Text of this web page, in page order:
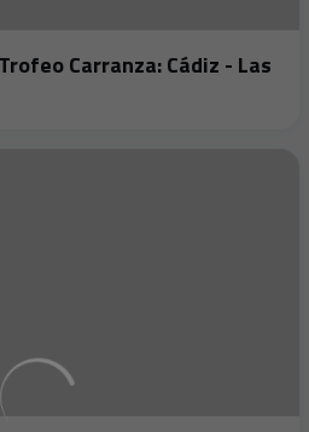
Trofeo Carranza: Cádiz - Las